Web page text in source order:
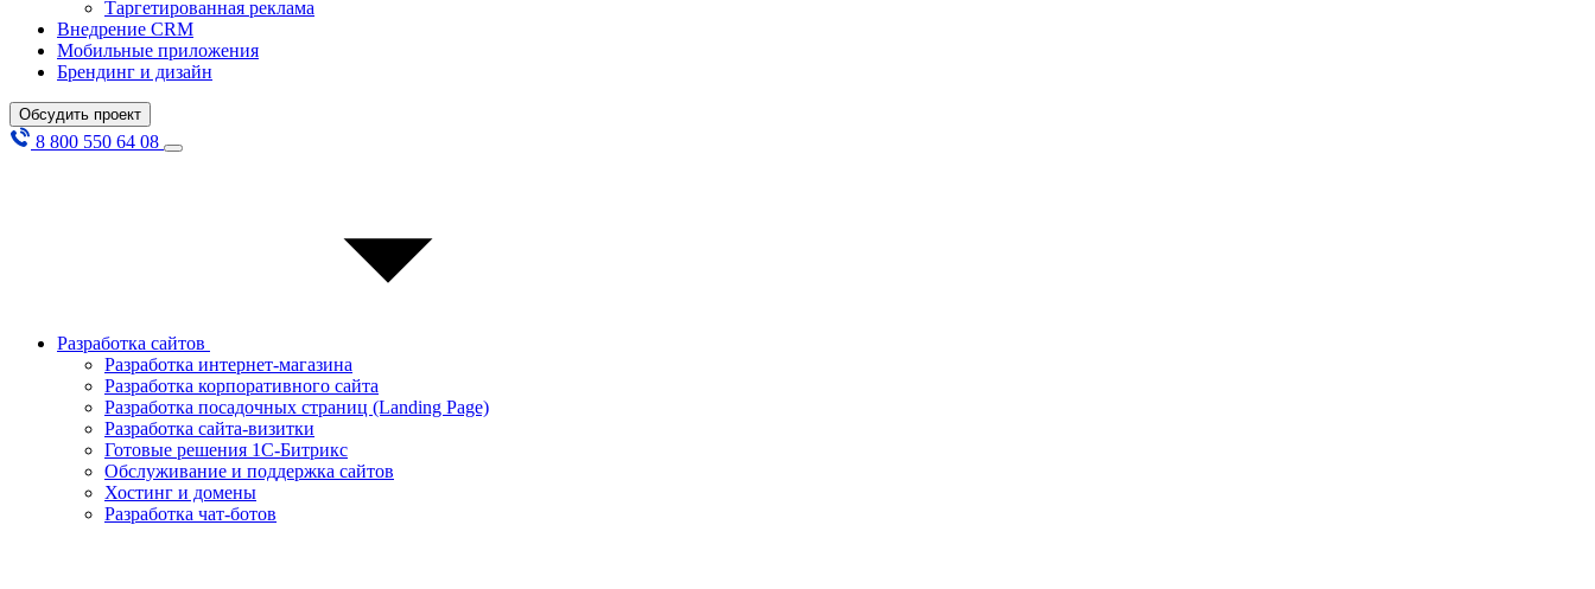
Таргетированная реклама
Внедрение CRM
Мобильные приложения
Брендинг и дизайн
Обсудить проект
8 800 550 64 08
Разработка сайтов
Разработка интернет-магазина
Разработка корпоративного сайта
Разработка посадочных страниц (Landing Page)
Разработка сайта-визитки
Готовые решения 1С-Битрикс
Обслуживание и поддержка сайтов
Хостинг и домены
Разработка чат-ботов